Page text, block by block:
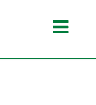
Main